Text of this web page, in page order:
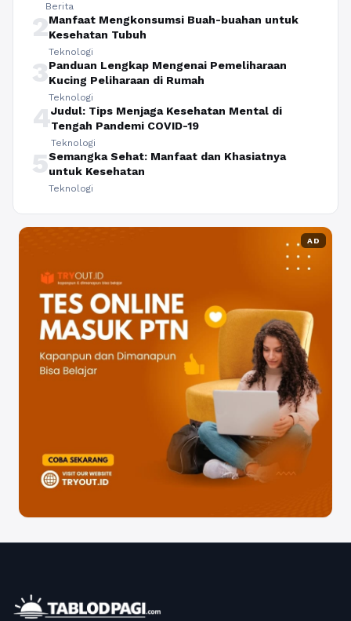
Berita
2Manfaat Mengkonsumsi Buah-buahan untuk
Kesehatan Tubuh
Teknologi
3Panduan Lengkap Mengenai Pemeliharaan
Kucing Peliharaan di Rumah
Teknologi
4Judul: Tips Menjaga Kesehatan Mental di
Tengah Pandemi COVID-19
Teknologi
5Semangka Sehat: Manfaat dan Khasiatnya
untuk Kesehatan
Teknologi
AD